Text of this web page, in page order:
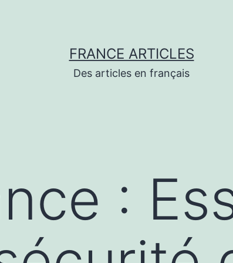
FRANCE ARTICLES
Des articles en français
: